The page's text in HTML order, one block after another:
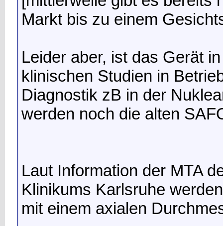
Markt bis zu einem
Leider aber, ist das Gerät
klinischen Studien in
Diagnostik zB in der
werden noch die alten
Laut Information der MTA
Klinikums Karlsruhe
mit einem axialen